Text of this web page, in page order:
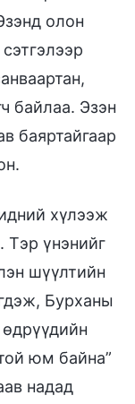
олон
байлаа. Эзэн
баяртайгаар
хүлээж
Тэр үнэнийг
шүүлтийн
Бурханы
юм байна”
надад